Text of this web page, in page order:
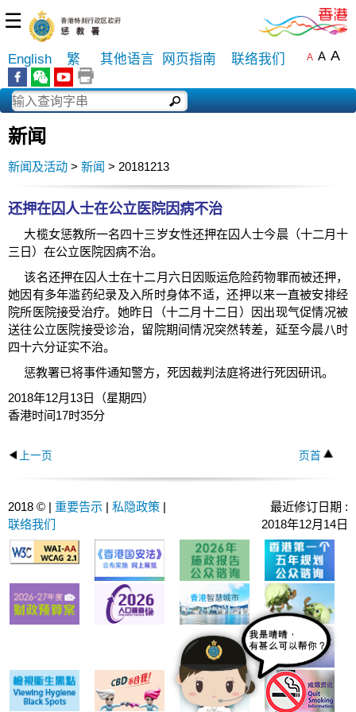
☰
English 繁 其他语言 网页指南 联络我们 A A A
新闻
新闻及活动 > 新闻 > 20181213
还押在囚人士在公立医院因病不治
大榄女惩教所一名四十三岁女性还押在囚人士今晨（十二月十
三日）在公立医院因病不治。
该名还押在囚人士在十二月六日因贩运危险药物罪而被还押，
她因有多年滥药纪录及入所时身体不适，还押以来一直被安排经
院所医院接受治疗。她昨日（十二月十二日）因出现气促情况被
送往公立医院接受诊治，留院期间情况突然转差，延至今晨八时
四十六分证实不治。
惩教署已将事件通知警方，死因裁判法庭将进行死因研讯。
2018年12月13日（星期四）
香港时间17时35分
上一页 页首
2018 © | 重要告示 | 私隐政策 |
联络我们
最近修订日期 :
2018年12月14日